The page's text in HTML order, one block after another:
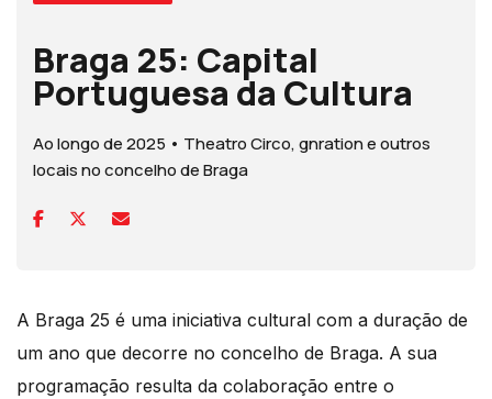
Braga 25: Capital
Portuguesa da Cultura
Ao longo de 2025 • Theatro Circo, gnration e outros
locais no concelho de Braga
A Braga 25 é uma iniciativa cultural com a duração de
um ano que decorre no concelho de Braga. A sua
programação resulta da colaboração entre o